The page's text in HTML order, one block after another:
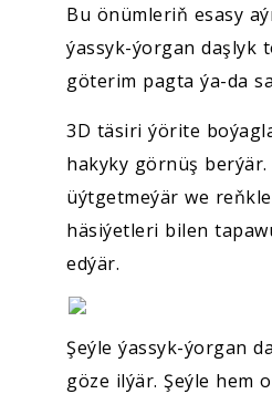
Bu önümleriň esasy
ýassyk-ýorgan daşlyk
göterim pagta ýa-da
3D täsiri ýörite
hakyky görnüş
üýtgetmeýär we
häsiýetleri bilen
edýär.
Şeýle ýassyk-ýorgan
göze ilýär. Şeýle hem